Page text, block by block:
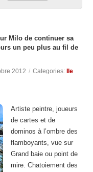
Milo de continuer sa
un peu plus au fil de
2012 / Categories:
Ile
Artiste peintre, joueurs
de cartes et de
dominos à l’ombre des
flamboyants, vue sur
Grand baie ou point de
mire. Chatoiement des